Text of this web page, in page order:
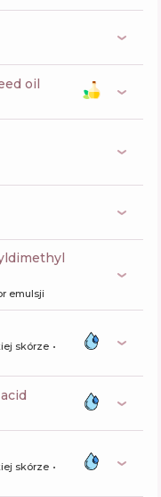
oil
emulsji
skórze
skórze